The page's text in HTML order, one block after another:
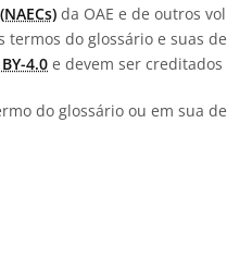
da OAE e de outros
termos do glossário e suas
4.0 e devem ser creditados
do glossário ou em sua